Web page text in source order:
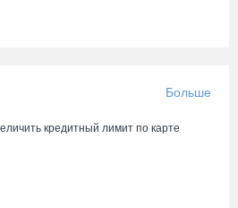
мотоциклиста
консультаций проведено на
Больше
кредитный лимит по карте